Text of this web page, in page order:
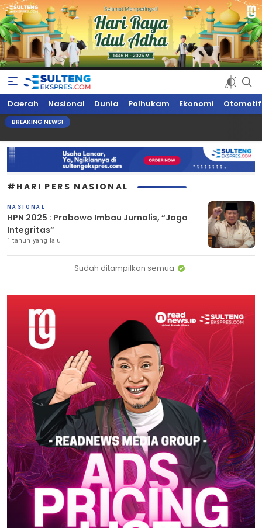
Sultengekspres.com
Berita Seputar Sulteng Hari Ini, Update Terkini, Suaranya Rakyat
Sulteng
Daerah Nasional Dunia Polhukam Ekonomi Otomotif
BREAKING NEWS!
#HARI PERS NASIONAL
NASIONAL
HPN 2025 : Prabowo Imbau Jurnalis, “Jaga
Integritas”
1 tahun yang lalu
Sudah ditampilkan semua